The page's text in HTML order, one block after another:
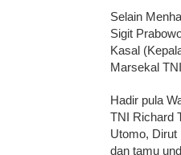
Selain
Sigit
Kasal
Marsekal
Hadir pula
TNI Richard
Utomo, Dirut
dan tamu